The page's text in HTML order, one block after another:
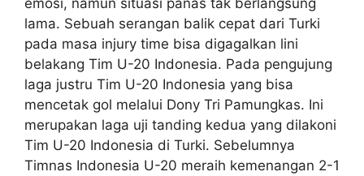
lama. Sebuah serangan balik cepat dari Turki
pada masa injury time bisa digagalkan lini
belakang Tim U-20 Indonesia. Pada pengujung
laga justru Tim U-20 Indonesia yang bisa
mencetak gol melalui Dony Tri Pamungkas. Ini
merupakan laga uji tanding kedua yang dilakoni
Tim U-20 Indonesia di Turki. Sebelumnya
Timnas Indonesia U-20 meraih kemenangan 2-1